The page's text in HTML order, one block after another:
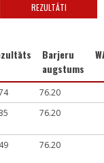
REZULTĀTI
Barjeru
augstums
76.20
76.20
76.20